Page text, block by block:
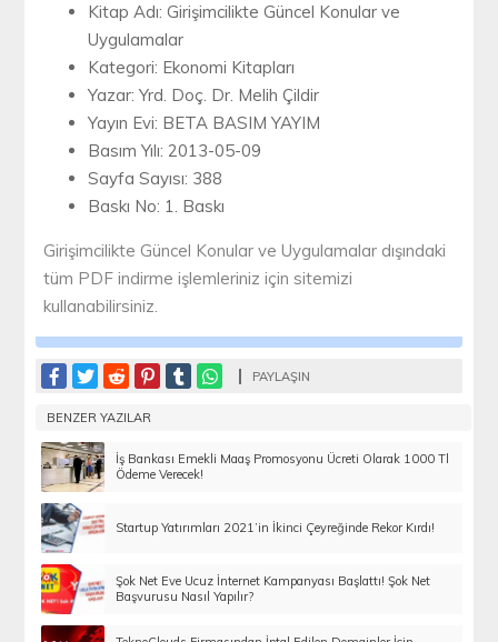
Kitap Adı: Girişimcilikte Güncel Konular ve
Uygulamalar
Kategori: Ekonomi Kitapları
Yazar: Yrd. Doç. Dr. Melih Çildir
Yayın Evi: BETA BASIM YAYIM
Basım Yılı: 2013-05-09
Sayfa Sayısı: 388
Baskı No: 1. Baskı
Girişimcilikte Güncel Konular ve Uygulamalar dışındaki
tüm PDF indirme işlemleriniz için sitemizi
kullanabilirsiniz.
PAYLAŞIN
BENZER YAZILAR
İş Bankası Emekli Maaş Promosyonu Ücreti Olarak 1000 Tl
Ödeme Verecek!
Startup Yatırımları 2021’in İkinci Çeyreğinde Rekor Kırdı!
Şok Net Eve Ucuz İnternet Kampanyası Başlattı! Şok Net
Başvurusu Nasıl Yapılır?